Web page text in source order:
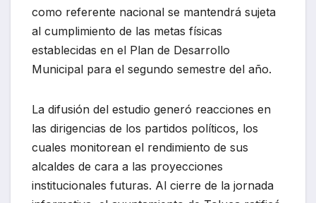
como referente nacional se mantendrá sujeta
al cumplimiento de las metas físicas
establecidas en el Plan de Desarrollo
Municipal para el segundo semestre del año.
La difusión del estudio generó reacciones en
las dirigencias de los partidos políticos, los
cuales monitorean el rendimiento de sus
alcaldes de cara a las proyecciones
institucionales futuras. Al cierre de la jornada